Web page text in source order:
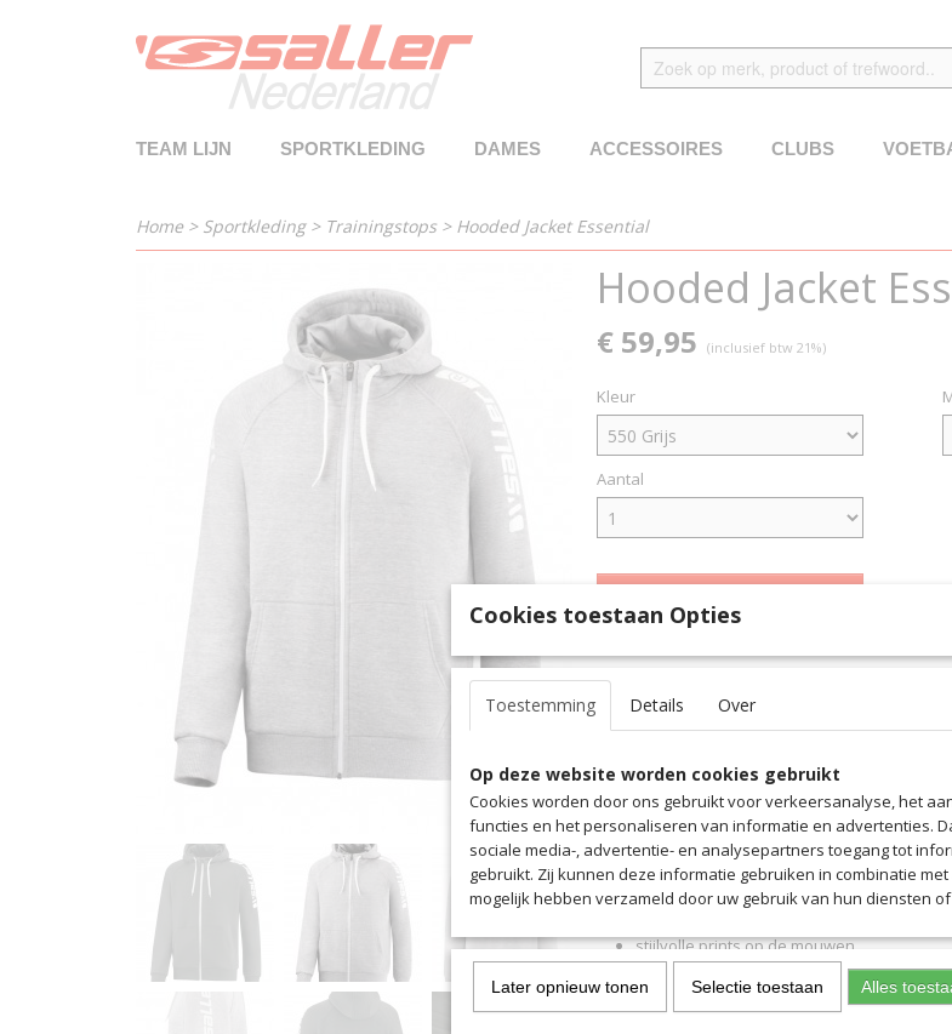
TEAM LIJN SPORTKLEDING DAMES ACCESSOIRES CLUBS
Home> Sportkleding> Trainingstops > Hooded Jacket Essential
Hooded Jacket
€ 59,95 (inclusief btw 21%)
Kleur
Aantal
IN WINKELWAGEN
Specificaties
Omschrijving
Met het Saller Melange jack met capuchon
sporten.
Door zijn optimale draagcomfort is hij ook in je
onmiskenbare,
stijlvolle Saller-prints zijn het hoogtepunt van
stijlvolle prints op de mouwen
Hoogwaardige, geribbelde manchetten
Warme en slijtvaste mix van katoen en
Cookies toestaan Opties
Toestemming Details Over
Op deze website worden cookies gebruikt
Cookies worden door ons gebruikt voor verkeersanalyse, het
functies en het personaliseren van informatie en advertenties.
sociale media-, advertentie- en analysepartners toegang tot
gebruikt. Zij kunnen deze informatie gebruiken in combinatie
mogelijk hebben verzameld door uw gebruik van hun diensten
Later opnieuw tonen Selectie toestaan Alles